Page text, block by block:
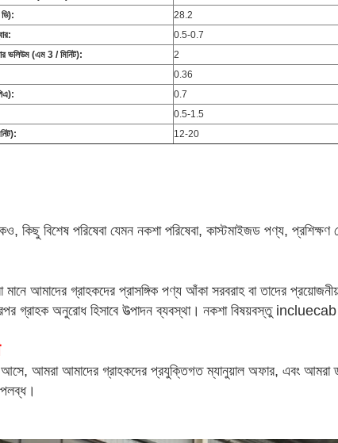
28.2
0.5-0.7
ভলিউম (এম 3 / মিনিট):
2
0.36
0.7
0.5-1.5
12-20
কিছু বিশেষ পরিষেবা যেমন নকশা পরিষেবা, কাস্টমাইজড পণ্য, প্রশিক্ষণ
মানে আমাদের গ্রাহকদের প্রাসঙ্গিক পণ্য আঁকা সরবরাহ বা তাদের
গ্রাহক অনুরোধ হিসাবে উত্পাদন ব্যবস্থা। নকশা বিষয়বস্তু incluecab
আসে, আমরা আমাদের গ্রাহকদের প্রযুক্তিগত ম্যানুয়াল অফার, এবং আমরা